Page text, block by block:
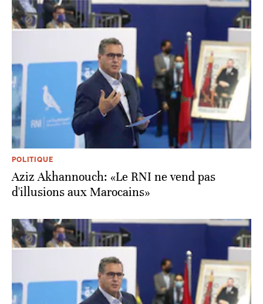
POLITIQUE
Aziz Akhannouch: «Le RNI ne vend pas
d'illusions aux Marocains»